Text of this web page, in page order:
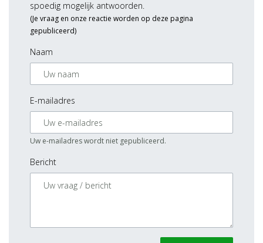
spoedig mogelijk antwoorden.
(Je vraag en onze reactie worden op deze pagina
gepubliceerd)
Naam
E-mailadres
Uw e-mailadres wordt niet gepubliceerd.
Bericht